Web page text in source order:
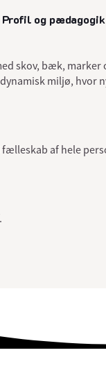
Profil og pædagogik
senest
skov, bæk,
miljø, hvor
af hele